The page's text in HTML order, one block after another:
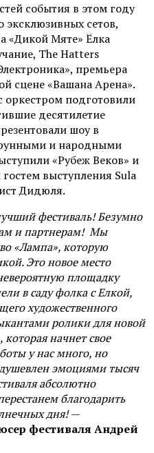
события в этом году
эксклюзивных сетов,
«Дикой Мяте» Ёлка
The Hatters
премьера
сцене «Вашана Арена».
подготовили
десятилетие
шоу в
и народными
«Рубеж Веков» и
выступления Sula
Дидюля.
фестиваль! Безумно
и партнерам! Мы
«Лампа», которую
Это новое место
площадку
в саду фолка с Елкой,
художественного
ролики для новой
начнет свое
у нас много, но
эмоциями тысяч
абсолютно
благодарить
дня!—
фестиваля Андрей